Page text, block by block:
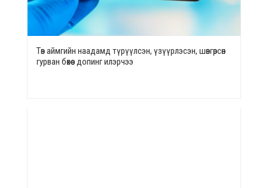
Төв аймгийн наадамд түрүүлсэн, үзүүрлэсэн, шөвгөрсөн
гурван бөхөөс допинг илэрчээ